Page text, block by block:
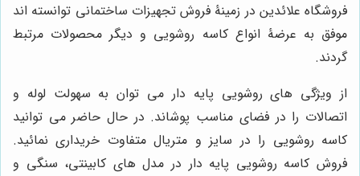
فروشگاه علائدین در زمینۀ فروش تجهیزات ساختمانی توانسته اند
موفق به عرضۀ انواع کاسه روشویی و دیگر محصولات مرتبط
گردند.
از ویژگی های روشویی پایه دار می توان به سهولت لوله و
اتصالات را در فضای مناسب پوشاند. در حال حاضر می توانید
کاسه روشویی را در سایز و متریال متفاوت خریداری نمائید.
فروش کاسه روشویی پایه دار در مدل های کابینتی، سنگی و